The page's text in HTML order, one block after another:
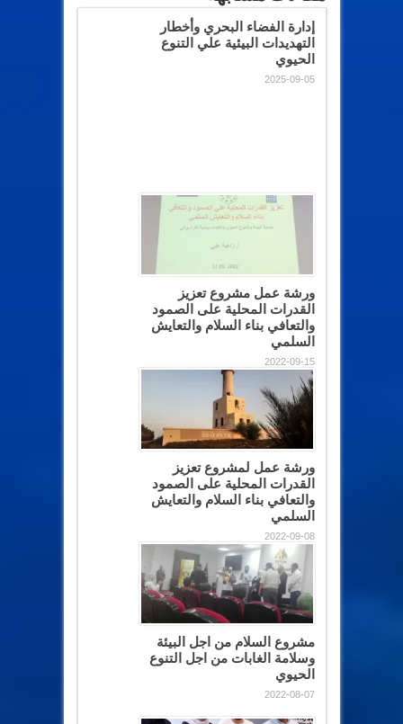
إدارة الفضاء البحري وأخطار
التهديدات البيئية علي التنوع
الحيوي
2025-09-05
ورشة عمل مشروع تعزيز
القدرات المحلية على الصمود
والتعافي بناء السلام والتعايش
السلمي
2022-09-15
ورشة عمل لمشروع تعزيز
القدرات المحلية على الصمود
والتعافي بناء السلام والتعايش
السلمي
2022-09-08
مشروع السلام من اجل البيئة
وسلامة الغابات من اجل التنوع
الحيوي
2022-08-07